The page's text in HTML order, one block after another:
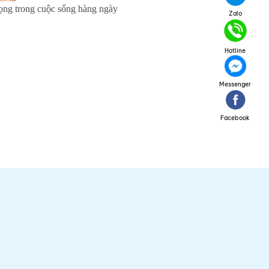
Zalo
Hotline
Messenger
Facebook
trong cuộc sống hàng ngày